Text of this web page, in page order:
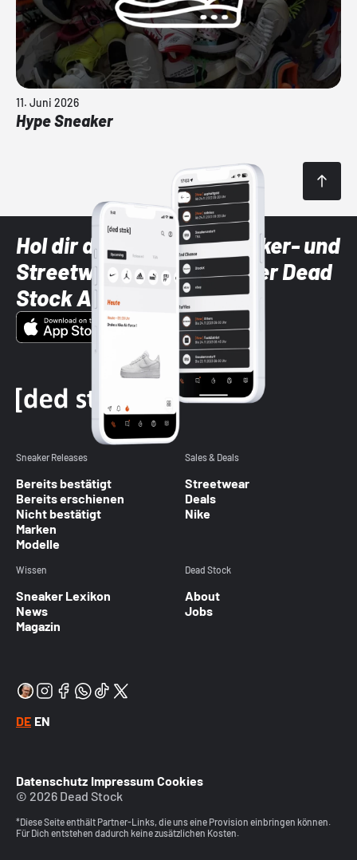
11. Juni 2026
Hype Sneaker
Hol dir die neuesten Sneaker- und
Streetwear-Brands mit der Dead
Stock App
Sneaker Releases
Bereits bestätigt
Bereits erschienen
Nicht bestätigt
Marken
Modelle
Sales & Deals
Streetwear
Deals
Nike
Wissen
Sneaker Lexikon
News
Magazin
Dead Stock
About
Jobs
DE EN
Datenschutz Impressum Cookies
© 2026 Dead Stock
*Diese Seite enthält Partner-Links, die uns eine Provision einbringen können.
Für Dich entstehen dadurch keine zusätzlichen Kosten.